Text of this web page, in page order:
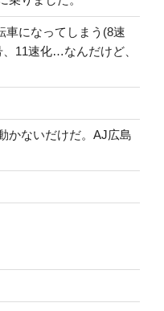
車になってしまう(8速
11速化…なんだけど、
かないだけだ。AJ広島